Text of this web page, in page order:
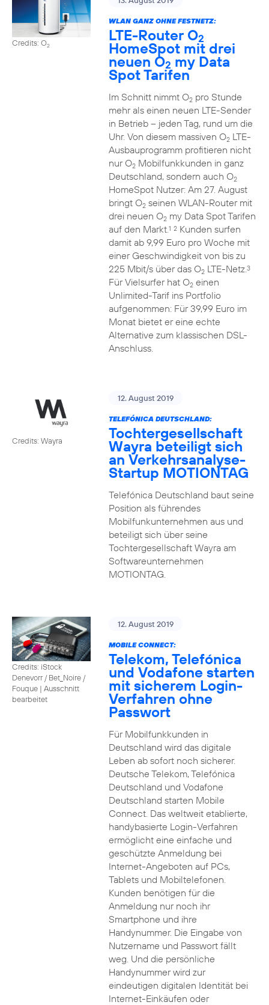
Credits: O2
WLAN GANZ OHNE FESTNETZ:
LTE-Router O2
HomeSpot mit drei
neuen O2 my Data
Spot Tarifen
Im Schnitt nimmt O2pro Stunde
mehr als einen neuen LTE-Sender
in Betrieb – jeden Tag, rund um die
Uhr. Von diesem massiven O2LTE-
Ausbauprogramm profitieren nicht
nur O2Mobilfunkkunden in ganz
Deutschland, sondern auch O2
HomeSpot Nutzer: Am 27. August
bringt O2seinen WLAN-Router mit
drei neuen O2my Data Spot Tarifen
auf den Markt.1 2Kunden surfen
damit ab 9,99 Euro pro Woche mit
einer Geschwindigkeit von bis zu
225 Mbit/s über das O2LTE-Netz.3
Für Vielsurfer hat O2einen
Unlimited-Tarif ins Portfolio
aufgenommen: Für 39,99 Euro im
Monat bietet er eine echte
Alternative zum klassischen DSL-
Anschluss.
Credits: Wayra
12. August 2019
TELEFÓNICA DEUTSCHLAND:
Tochtergesellschaft
Wayra beteiligt sich
an Verkehrsanalyse-
Startup MOTIONTAG
Telefónica Deutschland baut seine
Position als führendes
Mobilfunkunternehmen aus und
beteiligt sich über seine
Tochtergesellschaft Wayra am
Softwareunternehmen
MOTIONTAG.
Credits: iStock
Denevorr / Bet_Noire /
Fouque | Ausschnitt
bearbeitet
12. August 2019
MOBILE CONNECT:
Telekom, Telefónica
und Vodafone starten
mit sicherem Login-
Verfahren ohne
Passwort
Für Mobilfunkkunden in
Deutschland wird das digitale
Leben ab sofort noch sicherer.
Deutsche Telekom, Telefónica
Deutschland und Vodafone
Deutschland starten Mobile
Connect. Das weltweit etablierte,
handybasierte Login-Verfahren
ermöglicht eine einfache und
geschützte Anmeldung bei
Internet-Angeboten auf PCs,
Tablets und Mobiltelefonen.
Kunden benötigen für die
Anmeldung nur noch ihr
Smartphone und ihre
Handynummer. Die Eingabe von
Nutzername und Passwort fällt
weg. Und die persönliche
Handynummer wird zur
eindeutigen digitalen Identität bei
Internet-Einkäufen oder